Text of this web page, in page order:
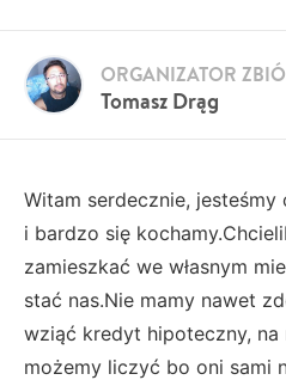
Tomasz Drąg
ORGANIZATOR
Witam serdecznie,
i bardzo się
zamieszkać we własnym
stać nas.Nie mamy nawet
wziąć kredyt hipoteczny,
możemy liczyć bo oni sami